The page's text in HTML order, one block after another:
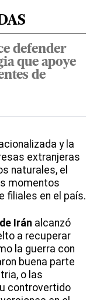
defender
que apoye
de
y la
extranjeras
naturales, el
momentos
filiales en el país.
Irán alcanzó
a recuperar
la guerra con
buena parte
o las
controvertido